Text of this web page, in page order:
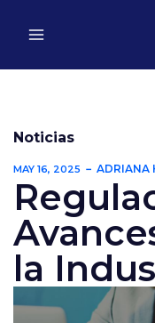
Noticias
MAY 16, 2025 ADRIANA
la